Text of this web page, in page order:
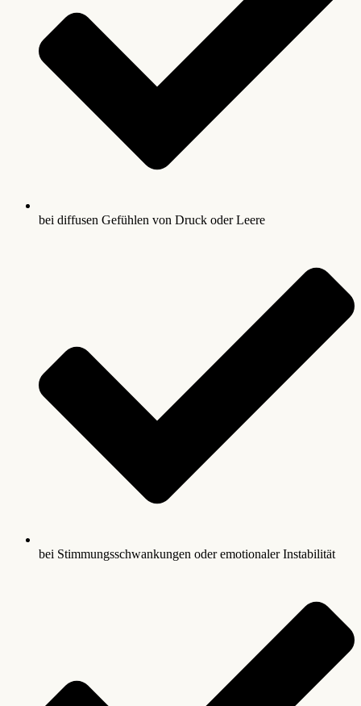
bei diffusen Gefühlen von Druck oder Leere
bei Stimmungsschwankungen oder emotionaler Instabilität